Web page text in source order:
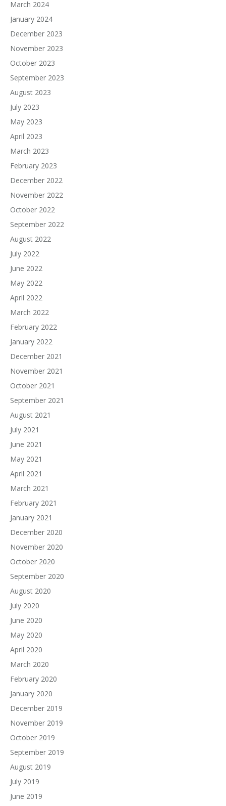
March 2024
January 2024
December 2023
November 2023
October 2023
September 2023
August 2023
July 2023
May 2023
April 2023
March 2023
February 2023
December 2022
November 2022
October 2022
September 2022
August 2022
July 2022
June 2022
May 2022
April 2022
March 2022
February 2022
January 2022
December 2021
November 2021
October 2021
September 2021
August 2021
July 2021
June 2021
May 2021
April 2021
March 2021
February 2021
January 2021
December 2020
November 2020
October 2020
September 2020
August 2020
July 2020
June 2020
May 2020
April 2020
March 2020
February 2020
January 2020
December 2019
November 2019
October 2019
September 2019
August 2019
July 2019
June 2019